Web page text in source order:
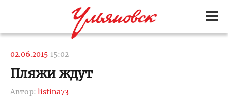
02.06.2015 15:02
Пляжи ждут
Автор: listina73